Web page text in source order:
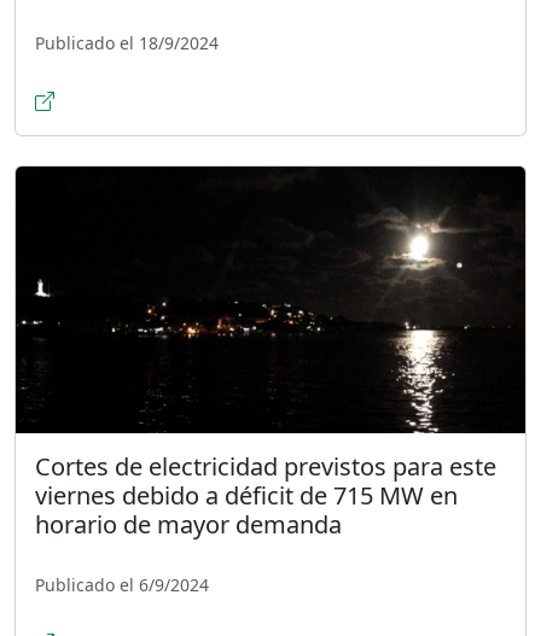
Publicado el 18/9/2024
Cortes de electricidad previstos para este
viernes debido a déficit de 715 MW en
horario de mayor demanda
Publicado el 6/9/2024